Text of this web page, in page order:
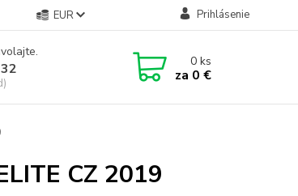
EUR Prihlásenie
0ks
za 0 €
CZ 2019